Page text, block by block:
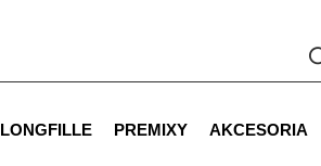
LONGFILLE PREMIXY AKCESORIA